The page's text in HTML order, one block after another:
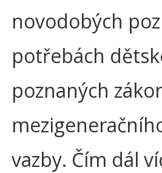
novodobých
potřebách
poznaných
vazby. Čím dál